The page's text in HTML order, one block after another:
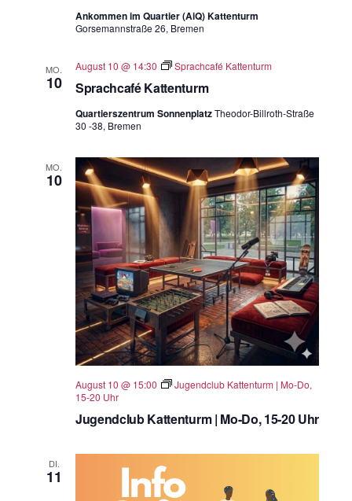
Ankommen im Quartier (AiQ) Kattenturm
Gorsemannstraße 26, Bremen
MO.
10 Sprachcafé Kattenturm
August 10 @ 14:30 Sprachcafé Kattenturm
Quartierszentrum SonnenplatzTheodor-Billroth-Straße
30 -38, Bremen
MO.
10
Jugendclub Kattenturm | Mo-Do, 15-20 Uhr
August 10 @ 15:00
Jugendclub Kattenturm | Mo-Do,
15-20 Uhr
DI.
11